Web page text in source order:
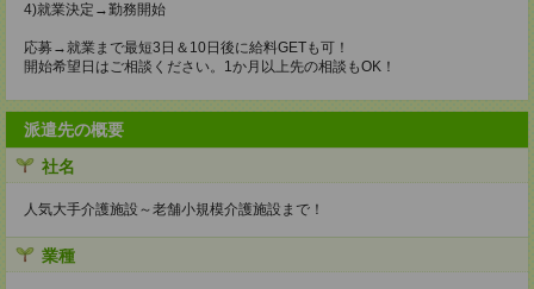
4)就業決定→勤務開始
応募→就業まで最短3日＆10日後に給料GETも可！
開始希望日はご相談ください。1か月以上先の相談もOK！
派遣先の概要
社名
人気大手介護施設～老舗小規模介護施設まで！
業種